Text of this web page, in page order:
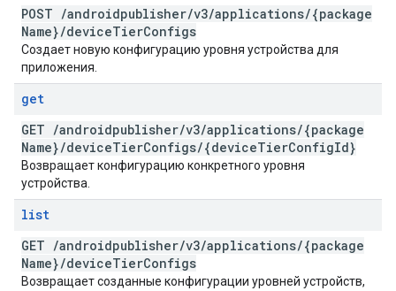
POST /androidpublisher/v3/applications/{package
Name}/deviceTierConfigs
Создает новую конфигурацию уровня устройства для
приложения.
get
GET /androidpublisher/v3/applications/{package
Name}/deviceTierConfigs/{deviceTierConfigId}
Возвращает конфигурацию конкретного уровня
устройства.
list
GET /androidpublisher/v3/applications/{package
Name}/deviceTierConfigs
Возвращает созданные конфигурации уровней устройств,